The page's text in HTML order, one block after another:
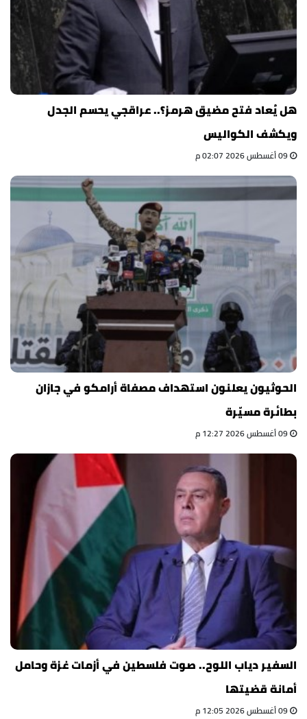
هل يُعاد فتح مضيق هرمز؟.. عراقجي يحسم الجدل
ويكشف الكواليس
الحوثيون يعلنون استهداف مصفاة أرامكو في جازان
بطائرة مسيّرة
السفير دياب اللوح.. صوت فلسطين في أزمات غزة وحامل
أمانة قضيتها